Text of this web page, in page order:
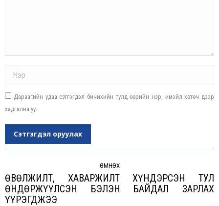
Дараагийн удаа сэтгэгдэл бичихийн тулд өөрийн нэр, имэйл хөтөч дээр
хадгална уу.
Сэтгэгдэл оруулах
ӨМНӨХ
Previous
ӨВӨЛЖИЛТ, ХАВАРЖИЛТ ХҮНДЭРСЭН ТУЛ
ӨНДӨРЖҮҮЛСЭН БЭЛЭН БАЙДАЛ ЗАРЛАХ
ҮҮРЭГДЖЭЭ